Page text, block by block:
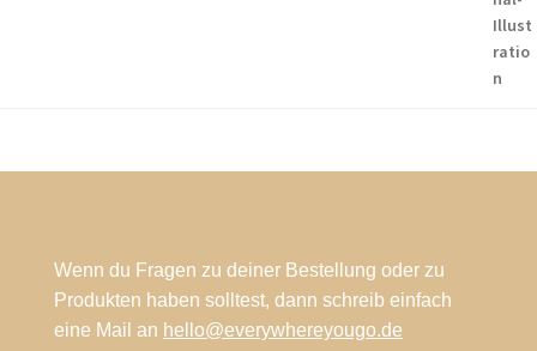
Wenn du Fragen zu deiner Bestellung oder zu
Produkten haben solltest, dann schreib einfach
eine Mail an hello@everywhereyougo.de